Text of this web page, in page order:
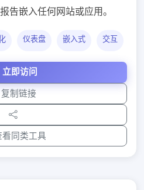
告嵌入任何网站或应用。
仪表盘 嵌入式 交互
立即访问
复制链接
看同类工具